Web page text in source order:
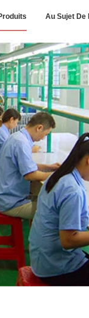
Au Sujet De